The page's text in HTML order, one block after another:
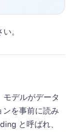
。
デルがデータ
を事前に読み
と呼ばれ、